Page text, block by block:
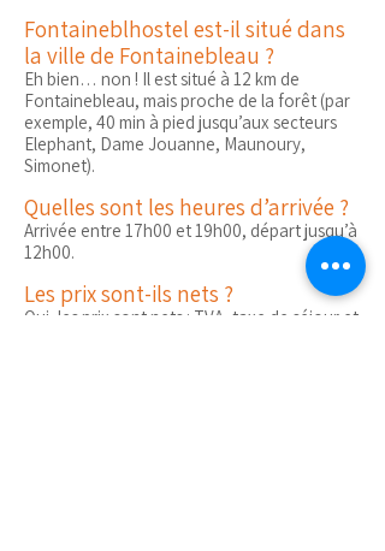
Fontaineblhostel est-il situé dans
la ville de Fontainebleau ?
Eh bien… non ! Il est situé à 12 km de
Fontainebleau, mais proche de la forêt (par
exemple, 40 min à pied jusqu’aux secteurs
Elephant, Dame Jouanne, Maunoury,
Simonet).
Quelles sont les heures d’arrivée ?
Arrivée entre 17h00 et 19h00, départ jusqu’à
12h00.
Les prix sont-ils nets ?
Oui, les prix sont nets : TVA, taxe de séjour et